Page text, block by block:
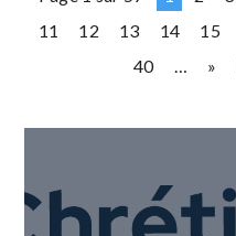
11
12 13 14 15
40
… »